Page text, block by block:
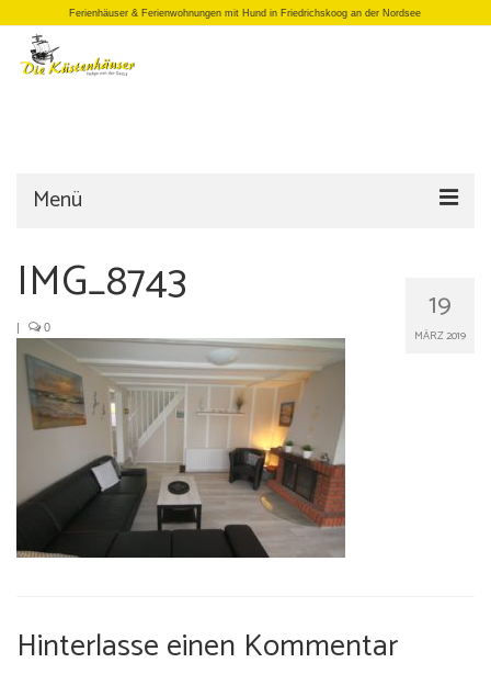
Ferienhäuser & Ferienwohnungen mit Hund in Friedrichskoog an der Nordsee
Menü
Startseite
Einzelhäuser
Doppelhäuser
Apartments
Büro/Laden
Anfrage
Umgebung
19
MÄRZ 2019
IMG_8743
0
Hinterlasse einen Kommentar